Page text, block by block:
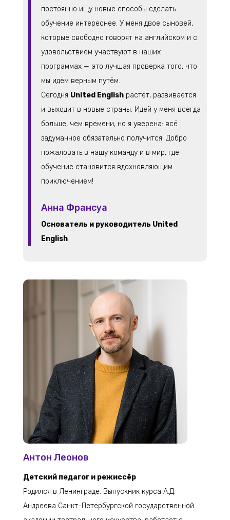
постоянно ищу новые способы сделать
обучение интереснее. У меня двое сыновей,
которые свободно говорят на английском и с
удовольствием участвуют в наших
программах — это лучшая проверка того, что
мы идём верным путём.
Сегодня United Englishрастёт, развивается
и выходит в новые страны. Идей у меня всегда
больше, чем времени, но я уверена: всё
задуманное обязательно получится. Добро
пожаловать в нашу команду и в мир, где
обучение становится вдохновляющим
приключением!
Анна Франсуа
Основатель и руководитель United
English
Антон Леонов
Детский педагог и режиссёр
Родился в Ленинграде. Выпускник курса А.Д.
Андреева Санкт-Петербургской государственной